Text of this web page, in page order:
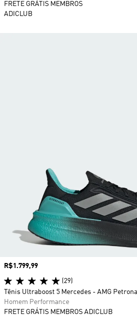
FRETE GRÁTIS MEMBROS
ADICLUB
Preço
R$1.799,99
(29)
Tênis Ultraboost 5 Mercedes - AMG
Homem Performance
FRETE GRÁTIS MEMBROS ADICLUB